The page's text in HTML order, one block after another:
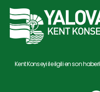
Kent Konseyi ile ilgili en son